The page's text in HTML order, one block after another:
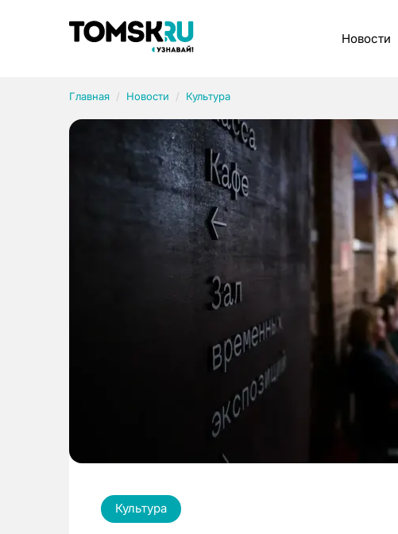
Новости
Главная Новости Культура
Культура
Рубрики